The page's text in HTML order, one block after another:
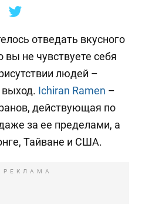
отведать вкусного
вы не чувствуете себя
людей –
Ichiran Ramen –
действующая по
за ее пределами, а
Тайване и США.
РЕКЛАМА